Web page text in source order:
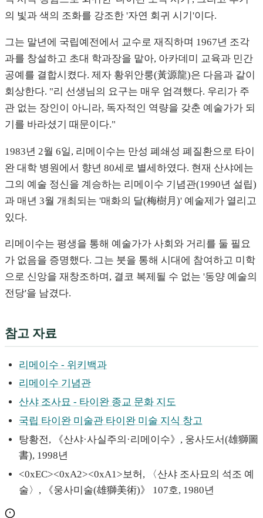
의 빛과 색의 조화를 강조한 '자연 회귀 시기'이다.
그는 말년에 국립예전에서 교수로 재직하며 1967년 조각
과를 창설하고 초대 학과장을 맡아, 아카데미 교육과 민간
공예를 결합시켰다. 제자 황위안룽(黃源龍)은 다음과 같이
회상한다. "리 선생님의 요구는 매우 엄격했다. 우리가 주
관 없는 장인이 아니라, 독자적인 역량을 갖춘 예술가가 되
기를 바라셨기 때문이다."
1983년 2월 6일, 리메이수는 만성 폐쇄성 폐질환으로 타이
완 대학 병원에서 향년 80세로 별세하였다. 현재 산샤에는
그의 예술 정신을 계승하는 리메이수 기념관(1990년 설립)
과 매년 3월 개최되는 '매화의 달(梅樹月)' 예술제가 열리고
있다.
리메이수는 평생을 통해 예술가가 사회와 거리를 둘 필요
가 없음을 증명했다. 그는 붓을 통해 시대에 참여하고 미학
으로 신앙을 재창조하며, 결코 복제될 수 없는 '동양 예술의
전당'을 남겼다.
참고 자료
리메이수 - 위키백과
리메이수 기념관
산샤 조사묘 - 타이완 종교 문화 지도
국립 타이완 미술관 타이완 미술 지식 창고
탕황전, 《산샤·사실주의·리메이수》, 웅사도서(雄獅圖
書), 1998년
<0xEC><0xA2><0xA1>보허, 〈산샤 조사묘의 석조 예
술〉, 《웅사미술(雄獅美術)》 107호, 1980년